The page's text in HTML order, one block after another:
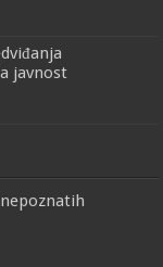
javnost